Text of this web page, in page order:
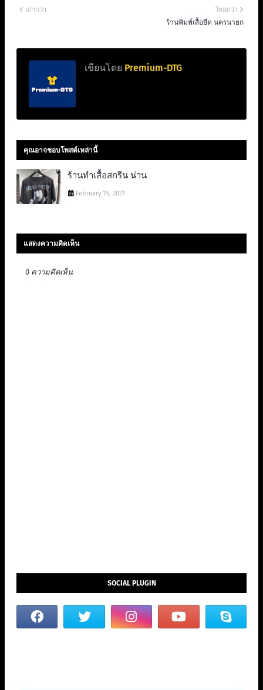
ใหม่กว่า
ร้านพิมพ์เสื้อยืด นครนายก
เก่ากว่า
เขียนโดย Premium-DTG
คุณอาจชอบโพสต์เหล่านี้
ร้านทําเสื้อสกรีน น่าน
February 15, 2021
แสดงความคิดเห็น
0 ความคิดเห็น
SOCIAL PLUGIN